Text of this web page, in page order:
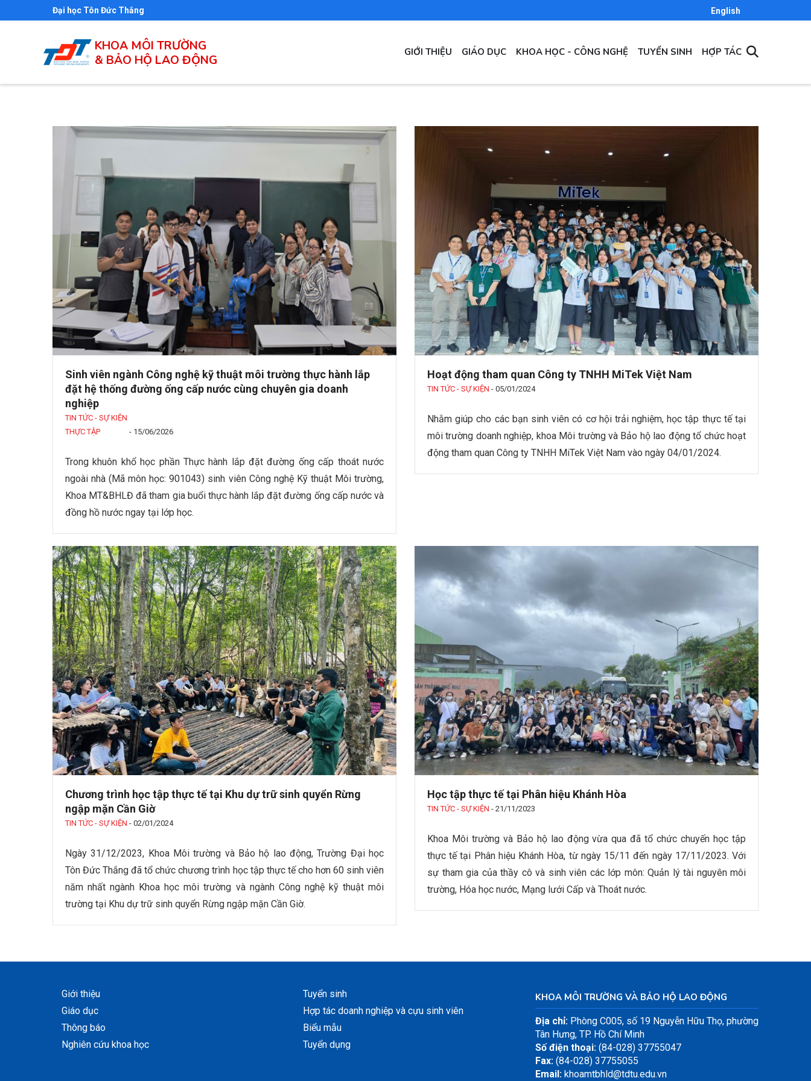
Đại học Tôn Đức Thắng English
KHOA MÔI TRƯỜNG
& BẢO HỘ LAO ĐỘNG
MAIN
NAVIGATION
GIỚI THIỆU GIÁO DỤC KHOA HỌC - CÔNG NGHỆ TUYỂN SINH HỢP TÁC
Sinh viên ngành Công nghệ kỹ thuật môi trường thực hành lắp
đặt hệ thống đường ống cấp nước cùng chuyên gia doanh
nghiệp
TIN TỨC - SỰ KIỆN
THỰC TẬP
- 15/06/2026
Trong khuôn khổ học phần Thực hành lắp đặt đường ống cấp thoát nước
ngoài nhà (Mã môn học: 901043) sinh viên Công nghệ Kỹ thuật Môi trường,
Khoa MT&BHLĐ đã tham gia buổi thực hành lắp đặt đường ống cấp nước và
đồng hồ nước ngay tại lớp học.
Hoạt động tham quan Công ty TNHH MiTek Việt Nam
TIN TỨC - SỰ KIỆN - 05/01/2024
Nhằm giúp cho các bạn sinh viên có cơ hội trải nghiệm, học tập thực tế tại
môi trường doanh nghiệp, khoa Môi trường và Bảo hộ lao động tổ chức hoạt
động tham quan Công ty TNHH MiTek Việt Nam vào ngày 04/01/2024.
Chương trình học tập thực tế tại Khu dự trữ sinh quyển Rừng
ngập mặn Cần Giờ
TIN TỨC - SỰ KIỆN - 02/01/2024
Ngày 31/12/2023, Khoa Môi trường và Bảo hộ lao động, Trường Đại học
Tôn Đức Thắng đã tổ chức chương trình học tập thực tế cho hơn 60 sinh viên
năm nhất ngành Khoa học môi trường và ngành Công nghệ kỹ thuật môi
trường tại Khu dự trữ sinh quyển Rừng ngập mặn Cần Giờ.
Học tập thực tế tại Phân hiệu Khánh Hòa
TIN TỨC - SỰ KIỆN - 21/11/2023
Khoa Môi trường và Bảo hộ lao động vừa qua đã tổ chức chuyến học tập
thực tế tại Phân hiệu Khánh Hòa, từ ngày 15/11 đến ngày 17/11/2023. Với
sự tham gia của thầy cô và sinh viên các lớp môn: Quản lý tài nguyên môi
trường, Hóa học nước, Mạng lưới Cấp và Thoát nước.
Giới thiệu
Giáo dục
Thông báo
Nghiên cứu khoa học
Tuyển sinh
Hợp tác doanh nghiệp và cựu sinh viên
Biểu mẫu
Tuyển dụng
KHOA MÔI TRƯỜNG VÀ BẢO HỘ LAO ĐỘNG
Địa chỉ:Phòng C005, số 19 Nguyễn Hữu Thọ, phường
Tân Hưng, TP. Hồ Chí Minh
Số điện thoại:(84-028) 37755047
Fax:(84-028) 37755055
Email:khoamtbhld@tdtu.edu.vn